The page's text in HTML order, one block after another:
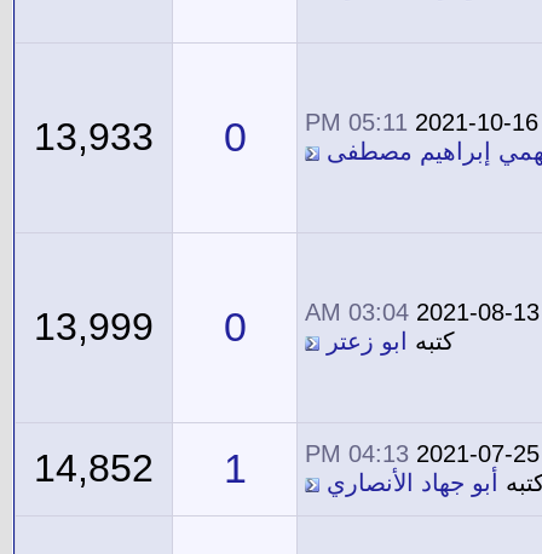
2021-10-16
05:11 PM
إبراهيم مصطفى
0
13,933
2021-08-13
03:04 AM
كتبه
ابو زعتر 0
13,999
2021-07-25
04:13 PM
أبو جهاد الأنصاري 1
14,852